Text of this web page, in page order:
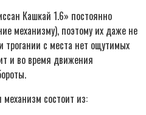
Кашкай 1.6» постоянно
механизму), поэтому их даже не
трогании с места нет ощутимых
и во время движения
механизм состоит из: